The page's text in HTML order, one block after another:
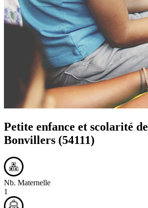
Petite enfance et scolarité de
Bonvillers (54111)
Nb. Maternelle
1